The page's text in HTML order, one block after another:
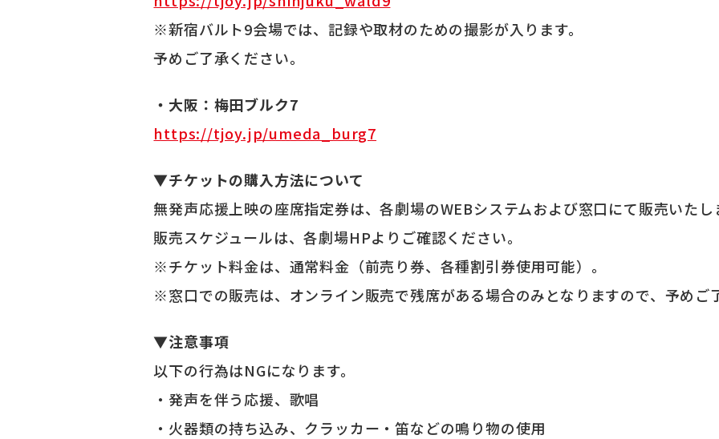
※新宿バルト9会場では、記録や取材のための撮影が入ります。
予めご了承ください。
・大阪：梅田ブルク7
https://tjoy.jp/umeda_burg7
▼チケットの購入方法について
無発声応援上映の座席指定券は、各劇場のWEBシステムおよび窓口にて販売いたし
販売スケジュールは、各劇場HPよりご確認ください。
※チケット料金は、通常料金（前売り券、各種割引券使用可能）。
※窓口での販売は、オンライン販売で残席がある場合のみとなりますので、予めご
▼注意事項
以下の行為はNGになります。
・発声を伴う応援、歌唱
・火器類の持ち込み、クラッカー・笛などの鳴り物の使用